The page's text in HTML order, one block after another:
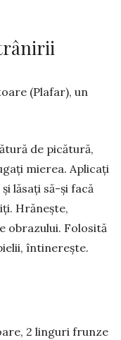
(Plafar), un
de picătură,
mierea. A­plicați
lăsaţi să-și facă
Hră­neşte,
obrazului. Folosită
în­tinereşte.
2 linguri frunze